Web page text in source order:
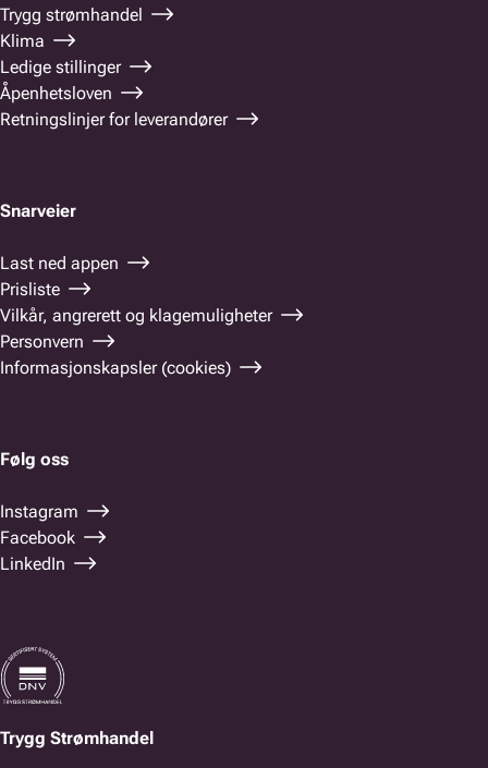
Trygg strømhandel
Klima
Ledige stillinger
Åpenhetsloven
Retningslinjer for leverandører
Snarveier
Last ned appen
Prisliste
Vilkår, angrerett og klagemuligheter
Personvern
Informasjonskapsler (cookies)
Følg oss
Instagram
Facebook
LinkedIn
Trygg Strømhandel